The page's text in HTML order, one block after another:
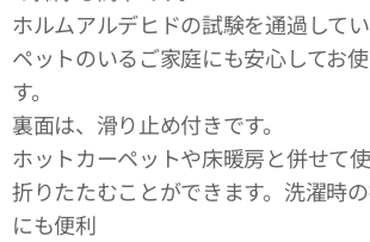
ホルムアルデヒドの試験を通過して
ペットのいるご家庭にも安心してお
す。
裏面は、滑り止め付きです。
ホットカーペットや床暖房と併せて使
折りたたむことができます。洗濯時
にも便利